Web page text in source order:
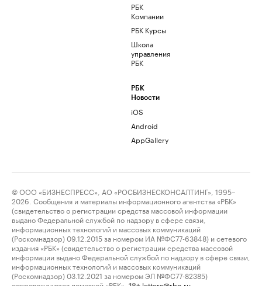
РБК
Компании
РБК Курсы
Школа
управления
РБК
РБК
Новости
iOS
Android
AppGallery
© ООО «БИЗНЕСПРЕСС», АО «РОСБИЗНЕСКОНСАЛТИНГ», 1995–
2026. Сообщения и материалы информационного агентства «РБК»
(свидетельство о регистрации средства массовой информации
выдано Федеральной службой по надзору в сфере связи,
информационных технологий и массовых коммуникаций
(Роскомнадзор) 09.12.2015 за номером ИА №ФС77-63848) и сетевого
издания «РБК» (свидетельство о регистрации средства массовой
информации выдано Федеральной службой по надзору в сфере связи,
информационных технологий и массовых коммуникаций
(Роскомнадзор) 03.12.2021 за номером ЭЛ №ФС77-82385)